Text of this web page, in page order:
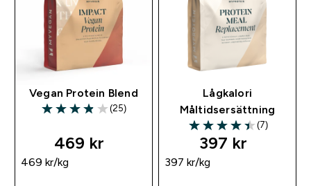
Vegan Protein Blend
3.88 out of 5 stars
(25)
469 kr‎
469 kr‎/kg
Lågkalori
Måltidsersättning
4.43 out of 5 stars
(7)
397 kr‎
397 kr‎/kg